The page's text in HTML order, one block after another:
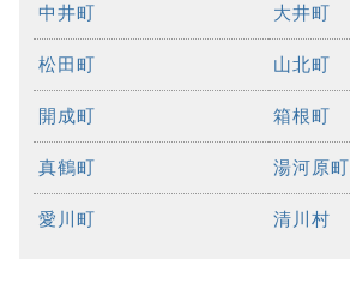
中井町 大井町
松田町 山北町
開成町 箱根町
真鶴町 湯河原町
愛川町 清川村